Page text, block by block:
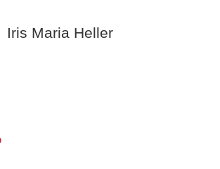
Iris Maria Heller